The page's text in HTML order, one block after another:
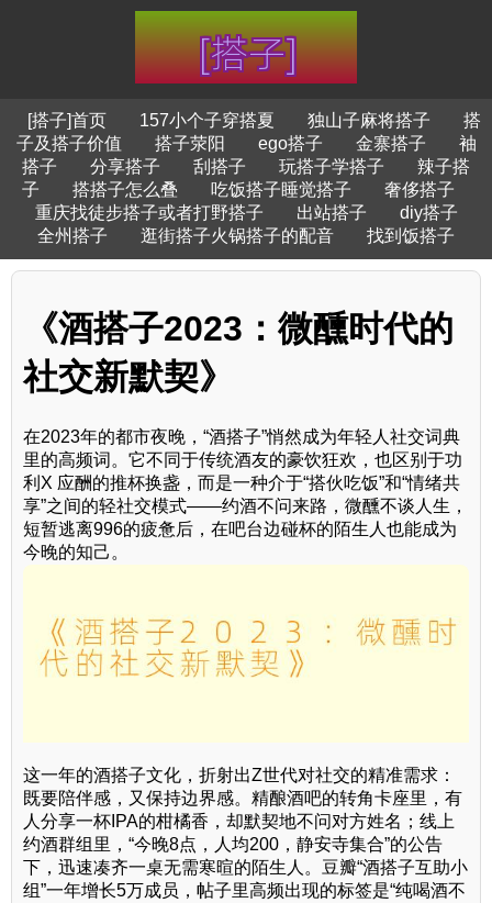
[搭子]首页 157小个子穿搭夏 独山子麻将搭子
搭
子及搭子价值
搭子荥阳 ego搭子 金寨搭子
袖
搭子
分享搭子 刮搭子 玩搭子学搭子
辣子搭
子
搭搭子怎么叠 吃饭搭子睡觉搭子
奢侈搭子
重庆找徒步搭子或者打野搭子
出站搭子
diy搭子
全州搭子
逛街搭子火锅搭子的配音 找到饭搭子
《酒搭子2023：微醺时代的
社交新默契》
在2023年的都市夜晚，“酒搭子”悄然成为年轻人社交词典
里的高频词。它不同于传统酒友的豪饮狂欢，也区别于功
利X 应酬的推杯换盏，而是一种介于“搭伙吃饭”和“情绪共
享”之间的轻社交模式——约酒不问来路，微醺不谈人生，
短暂逃离996的疲惫后，在吧台边碰杯的陌生人也能成为
今晚的知己。
这一年的酒搭子文化，折射出Z世代对社交的精准需求：
既要陪伴感，又保持边界感。精酿酒吧的转角卡座里，有
人分享一杯IPA的柑橘香，却默契地不问对方姓名；线上
约酒群组里，“今晚8点，人均200，静安寺集合”的公告
下，迅速凑齐一桌无需寒暄的陌生人。豆瓣“酒搭子互助小
组”一年增长5万成员，帖子里高频出现的标签是“纯喝酒不